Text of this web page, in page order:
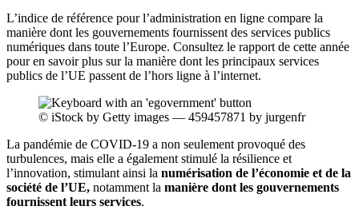
L’indice de référence pour l’administration en ligne compare la
manière dont les gouvernements fournissent des services publics
numériques dans toute l’Europe. Consultez le rapport de cette année
pour en savoir plus sur la manière dont les principaux services
publics de l’UE passent de l’hors ligne à l’internet.
© iStock by Getty images — 459457871 by jurgenfr
La pandémie de COVID-19 a non seulement provoqué des
turbulences, mais elle a également stimulé la résilience et
l’innovation, stimulant ainsi la numérisation de l’économie et de la
société de l’UE, notamment la manière dont les gouvernements
fournissent leurs services.